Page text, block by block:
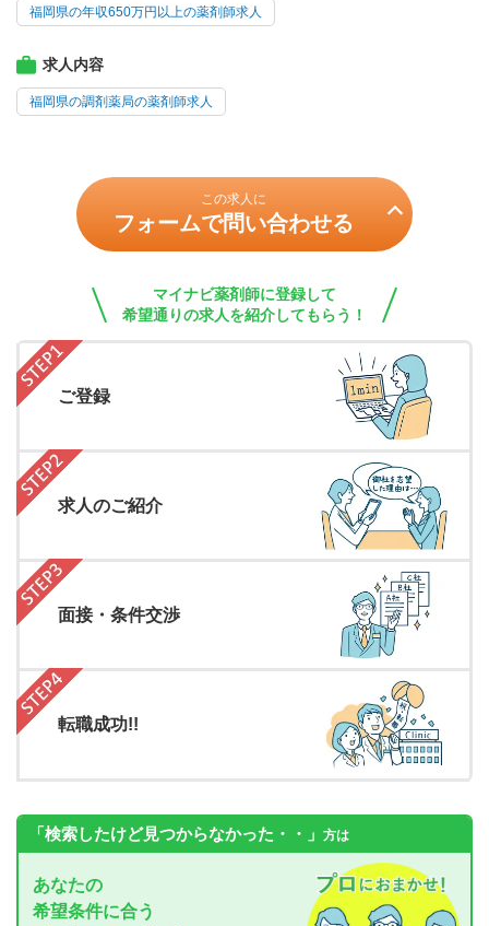
福岡県の年収650万円以上の薬剤師求人
求人内容
福岡県の調剤薬局の薬剤師求人
この求人に
フォームで問い合わせる
マイナビ薬剤師に登録して
希望通りの求人を紹介してもらう！
ご登録
求人のご紹介
面接・条件交渉
転職成功!!
「検索したけど見つからなかった・・」 方は
あなたの
希望条件に合う